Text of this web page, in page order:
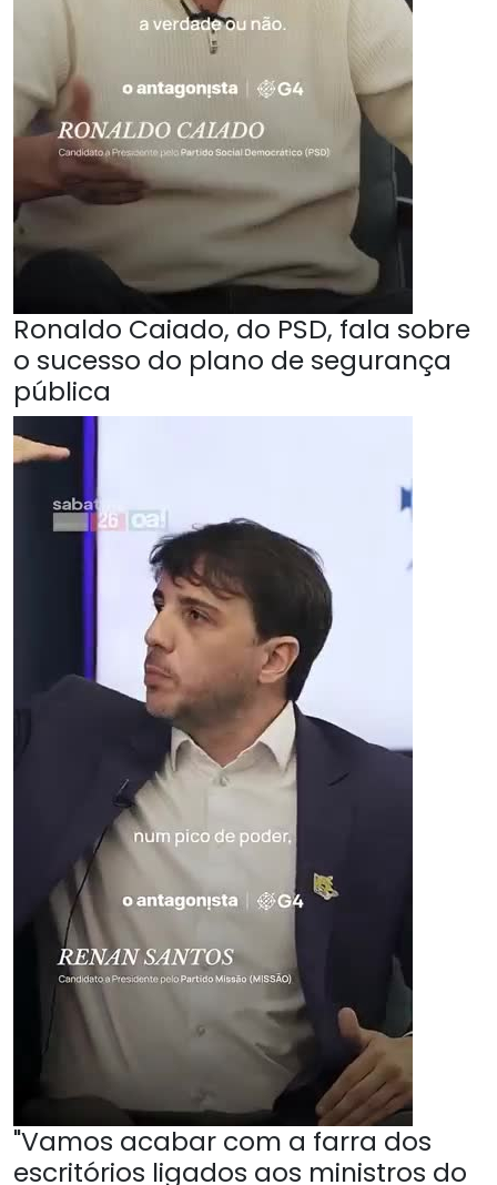
Ronaldo Caiado, do PSD, fala sobre
o sucesso do plano de segurança
pública
"Vamos acabar com a farra dos
escritórios ligados aos ministros do